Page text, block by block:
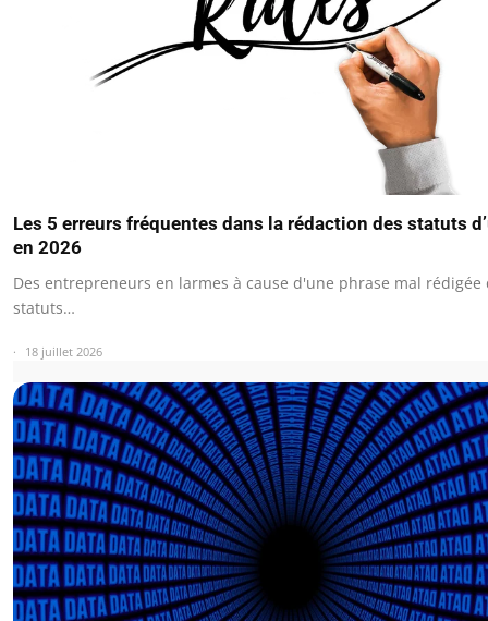
Les 5 erreurs fréquentes dans la rédaction des statuts
en 2026
Des entrepreneurs en larmes à cause d'une phrase mal rédigée
statuts…
18 juillet 2026